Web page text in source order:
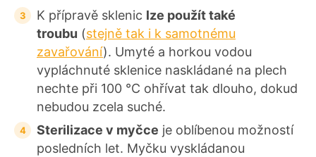
K přípravě sklenic lze použít také
troubu (stejně tak i k samotnému
zavařování). Umyté a horkou vodou
vypláchnuté sklenice naskládané na plech
nechte při 100 °C ohřívat tak dlouho, dokud
nebudou zcela suché.
Sterilizace v myčce je oblíbenou možností
posledních let. Myčku vyskládanou